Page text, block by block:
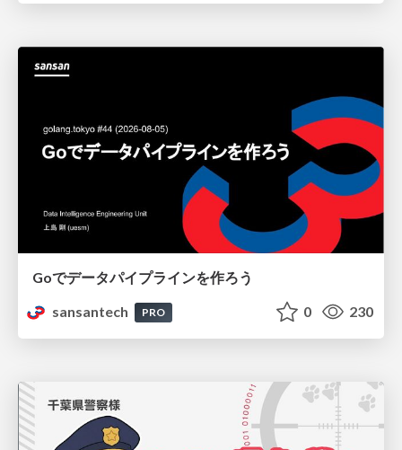
Goでデータパイプラインを作ろう
sansantech
PRO 0 230